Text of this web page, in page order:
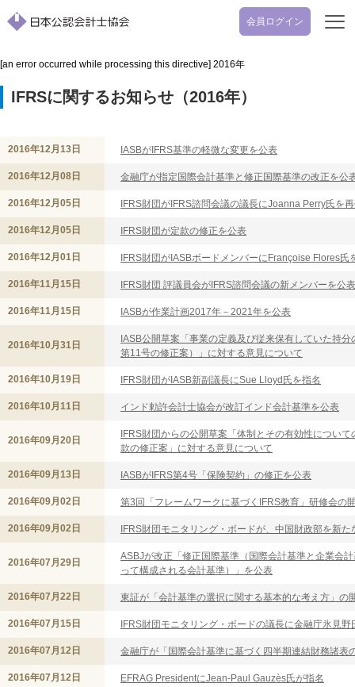
会員ログイン
開
[an error occurred while processing this directive] 2016年
IFRSに関するお知らせ（2016年）
2016年12月13日 IASBがIFRS基準の軽微な変更を公表
2016年12月08日 金融庁が指定国際会計基準と修正国際基準の改正を公
2016年12月05日 IFRS財団がIFRS諮問会議の議長にJoanna Perry氏を
2016年12月05日 IFRS財団が定款の修正を公表
2016年12月01日 IFRS財団がIASBボードメンバーにFrançoise Flores氏
2016年11月15日 IFRS財団 評議員会がIFRS諮問会議の新メンバーを公表
2016年11月15日 IASBが作業計画2017年－2021年を公表
2016年10月31日
IASB公開草案「事業の定義及び従来保有していた持
第11号の修正案）」に対する意見について
2016年10月19日 IFRS財団がIASB新副議長にSue Lloyd氏を指名
2016年10月11日 インド勅許会計士協会が改訂インド会計基準を公表
2016年09月20日
IFRS財団からの公開草案「体制とその有効性につい
款の修正案」に対する意見について
2016年09月13日 IASBがIFRS第4号「保険契約」の修正を公表
2016年09月02日 第3回「フレームワークに基づくIFRS教育」研修会の
2016年09月02日 IFRS財団モニタリング・ボードが、中国財政部を新
2016年07月29日
ASBJが改正「修正国際基準（国際会計基準と企業会
って構成される会計基準）」を公表
2016年07月22日 東証が「会計基準の選択に関する基本的な考え方」の
2016年07月15日 IFRS財団モニタリング・ボードの議長に金融庁氷見野
2016年07月12日 金融庁が「国際会計基準に基づく四半期連結財務諸表
2016年07月12日 EFRAG PresidentにJean-Paul Gauzès氏が指名